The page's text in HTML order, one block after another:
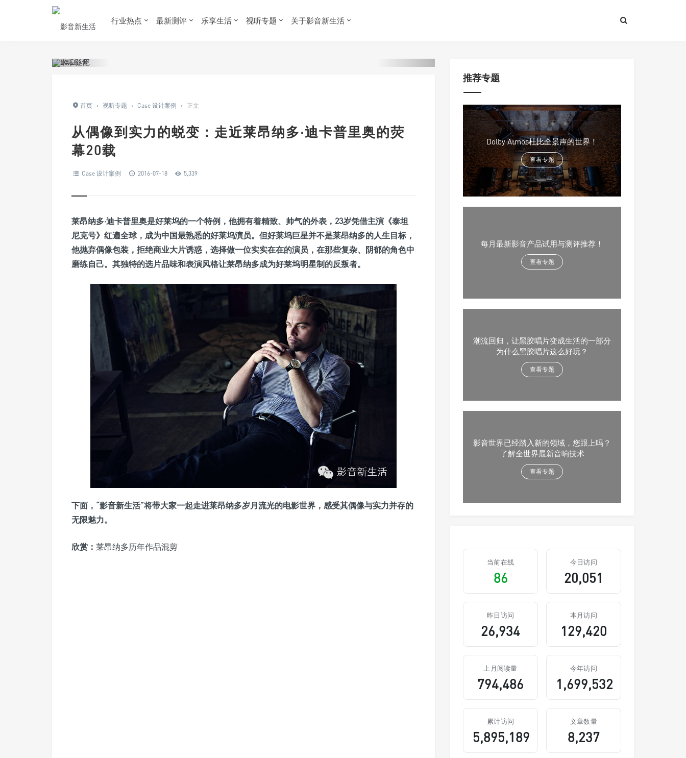
行业热点 最新测评 乐享生活 视听专题 关于影音新生活
首页 › 视听专题 › Case 设计案例 › 正文
从偶像到实力的蜕变：走近莱昂纳多·迪卡普里奥的荧
幕20载
Case 设计案例 2016-07-18 5,339
莱昂纳多·迪卡普里奥是好莱坞的一个特例，他拥有着精致、帅气的外表，23岁凭借主演《泰坦
尼克号》红遍全球，成为中国最熟悉的好莱坞演员。但好莱坞巨星并不是莱昂纳多的人生目标，
他抛弃偶像包装，拒绝商业大片诱惑，选择做一位实实在在的演员，在那些复杂、阴郁的角色中
磨练自己。其独特的选片品味和表演风格让莱昂纳多成为好莱坞明星制的反叛者。
下面，“影音新生活”将带大家一起走进莱昂纳多岁月流光的电影世界，感受其偶像与实力并存的
无限魅力。
欣赏： 莱昂纳多历年作品混剪
推荐专题
Dolby Atmos杜比全景声的世界！
查看专题
每月最新影音产品试用与测评推荐！
查看专题
潮流回归，让黑胶唱片变成生活的一部分
为什么黑胶唱片这么好玩？
查看专题
影音世界已经踏入新的领域，您跟上吗？
了解全世界最新音响技术
查看专题
当前在线
86
今日访问
20,051
昨日访问
26,934
本月访问
129,420
上月阅读量
794,486
今年访问
1,699,532
累计访问
5,895,189
文章数量
8,237